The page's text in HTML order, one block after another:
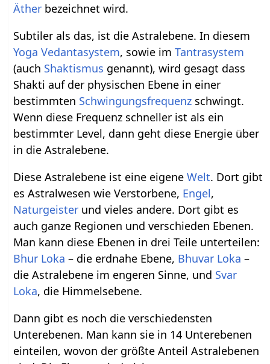
Äther bezeichnet wird.
Subtiler als das, ist die Astralebene. In diesem
Yoga Vedantasystem, sowie imTantrasystem
(auch Shaktismus genannt), wird gesagt dass
Shakti auf der physischen Ebene in einer
bestimmten Schwingungsfrequenz schwingt.
Wenn diese Frequenz schneller ist als ein
bestimmter Level, dann geht diese Energie über
in die Astralebene.
Diese Astralebene ist eine eigeneWelt. Dort gibt
es Astralwesen wie Verstorbene, Engel,
Naturgeister und vieles andere. Dort gibt es
auch ganze Regionen und verschieden Ebenen.
Man kann diese Ebenen in drei Teile unterteilen:
Bhur Loka – die erdnahe Ebene, Bhuvar Loka –
die Astralebene im engeren Sinne, und Svar
Loka, die Himmelsebene.
Dann gibt es noch die verschiedensten
Unterebenen. Man kann sie in 14 Unterebenen
einteilen, wovon der größte Anteil Astralebenen